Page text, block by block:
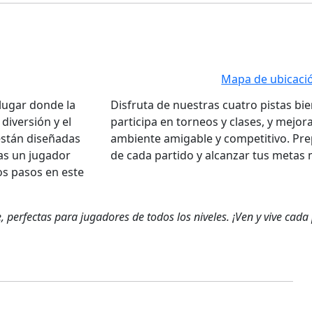
Mapa de
donde la
y el
diseñadas
un jugador
pasos en este
Disfruta de nuestras cuatro pistas
participa en torneos y clases, y
ambiente amigable y competitivo.
de cada partido y alcanzar tus metas
para jugadores de todos los niveles. ¡Ven y vive